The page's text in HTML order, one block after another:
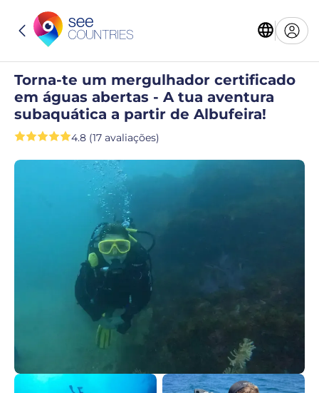
Torna-te um mergulhador certificado
em águas abertas - A tua aventura
subaquática a partir de Albufeira!
4.8 (17 avaliações)